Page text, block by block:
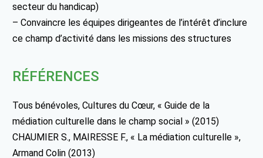
secteur du handicap)
– Convaincre les équipes dirigeantes de l’intérêt d’inclure
ce champ d’activité dans les missions des structures
RÉFÉRENCES
Tous bénévoles, Cultures du Cœur, « Guide de la
médiation culturelle dans le champ social » (2015)
CHAUMIER S., MAIRESSE F., « La médiation culturelle »,
Armand Colin (2013)